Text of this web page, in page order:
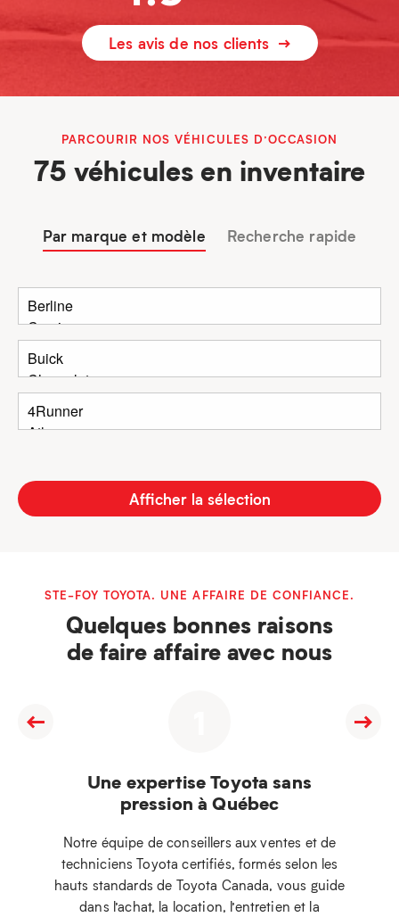
Les avis de nos clients
PARCOURIR NOS VÉHICULES D’OCCASION
75 véhicules en inventaire
Par marque et modèle Recherche rapide
Afficher la sélection
STE-FOY TOYOTA. UNE AFFAIRE DE CONFIANCE.
Quelques bonnes raisons
de faire affaire avec nous
Une expertise Toyota sans
pression à Québec
Notre équipe de conseillers aux ventes et de
techniciens Toyota certifiés, formés selon les
hauts standards de Toyota Canada, vous guide
dans l’achat, la location, l’entretien et la